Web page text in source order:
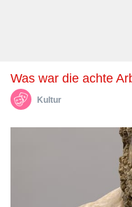
Was war die achte
Kultur